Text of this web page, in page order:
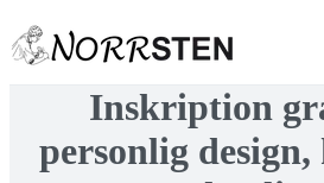
Inskription
personlig design,